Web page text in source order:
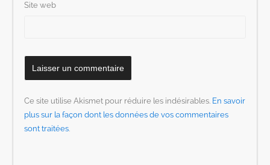
Site web
Ce site utilise Akismet pour réduire les indésirables. En savoir
plus sur la façon dont les données de vos commentaires
sont traitées.